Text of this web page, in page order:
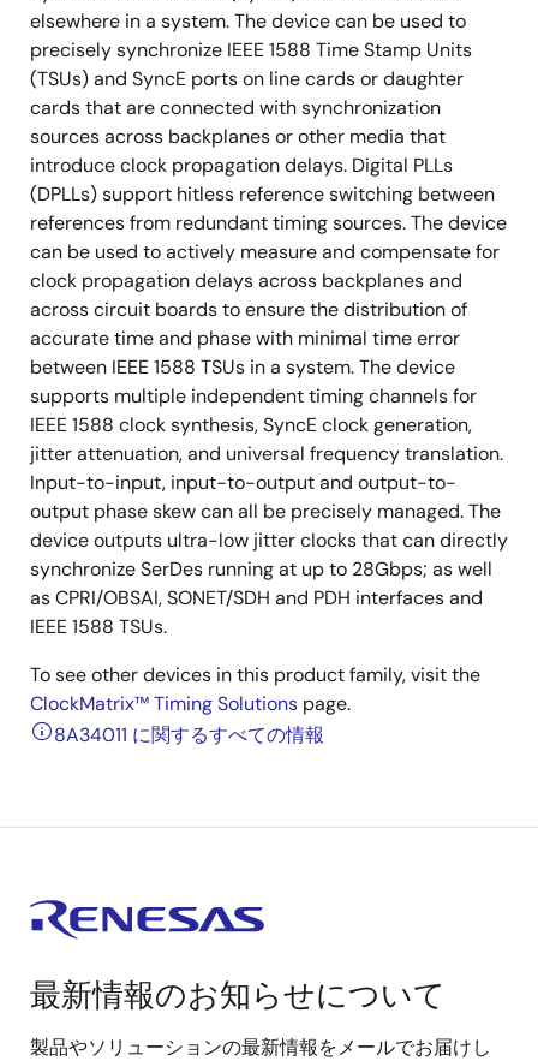
elsewhere in a system. The device can be used to
precisely synchronize IEEE 1588 Time Stamp Units
(TSUs) and SyncE ports on line cards or daughter
cards that are connected with synchronization
sources across backplanes or other media that
introduce clock propagation delays. Digital PLLs
(DPLLs) support hitless reference switching between
references from redundant timing sources. The device
can be used to actively measure and compensate for
clock propagation delays across backplanes and
across circuit boards to ensure the distribution of
accurate time and phase with minimal time error
between IEEE 1588 TSUs in a system. The device
supports multiple independent timing channels for
IEEE 1588 clock synthesis, SyncE clock generation,
jitter attenuation, and universal frequency translation.
Input-to-input, input-to-output and output-to-
output phase skew can all be precisely managed. The
device outputs ultra-low jitter clocks that can directly
synchronize SerDes running at up to 28Gbps; as well
as CPRI/OBSAI, SONET/SDH and PDH interfaces and
IEEE 1588 TSUs.
To see other devices in this product family, visit the
ClockMatrix™ Timing Solutions page.
8A34011 に関するすべての情報
最新情報のお知らせについて
製品やソリューションの最新情報をメールでお届けし